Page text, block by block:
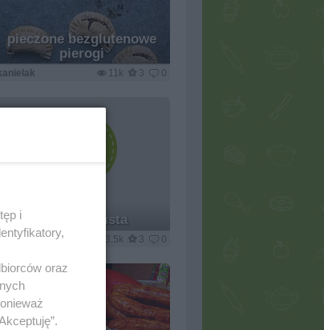
pieczone bezglutenowe
pierogi
11k 3 0
kanielak
Młoda kapusta
3.5k 3 0
i
oraz